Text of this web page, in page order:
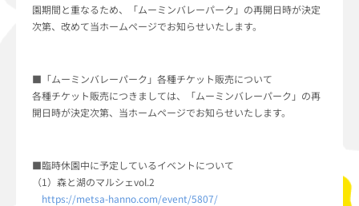
園期間と重なるため、「ムーミンバレーパーク」の再開日時が決定
次第、改めて当ホームページでお知らせいたします。
■「ムーミンバレーパーク」各種チケット販売について
各種チケット販売につきましては、「ムーミンバレーパーク」の再
開日時が決定次第、当ホームページでお知らせいたします。
■臨時休園中に予定しているイベントについて
（1）森と湖のマルシェvol.2
https://metsa-hanno.com/event/5807/